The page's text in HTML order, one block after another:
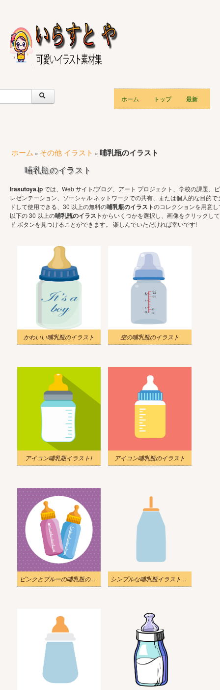
ホーム トップ 最新
ホーム » その他 イラスト » 哺乳瓶のイラスト
哺乳瓶のイラスト
Irasutoya.jpでは、Web サイト/ブログ、アート プロジェクト、学校の課題、
レゼンテーション、ソーシャル ネットワークでの共有、または個人的な目的で
ドして使用できる、30 以上の無料の哺乳瓶のイラストのコレクションを用意
以下の 30 以上の哺乳瓶のイラストからいくつかを選択し、画像をクリックし
ド ボタンを見つけることができます。 楽しんでいただければ幸いです!
かわいい哺乳瓶のイラスト 空の哺乳瓶のイラスト
アイコン哺乳瓶イラスト1 アイコン哺乳瓶のイラスト
ピンクとブルーの哺乳瓶のイラスト シンプルな哺乳瓶イラスト透明